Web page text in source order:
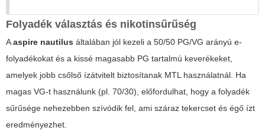
Folyadék választás és nikotinsűrűség
Aaspire nautilus általában jól kezeli a 50/50 PG/VG arányú e-
folyadékokat és a kissé magasabb PG tartalmú keverékeket,
amelyek jobb csőlső ízátvitelt biztosítanak MTL használatnál. Ha
magas VG-t használunk (pl. 70/30), előfordulhat, hogy a folyadék
sűrűsége nehezebben szívódik fel, ami száraz tekercset és égő ízt
eredményezhet.